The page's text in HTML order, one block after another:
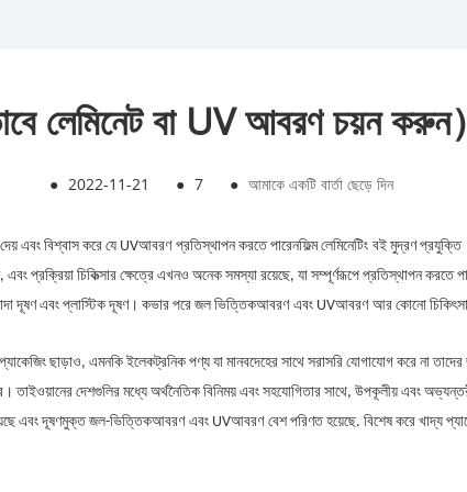
লেমিনেট বা UV আবরণ চয়ন
● 2022-11-21 ● 7 ● আমাকে একটি বার্তা ছেড়ে দিন
এবং বিশ্বাস করে যে UVআবরণ প্রতিস্থাপন করতে পারেনফিল্ম লেমিনেটিং বই মুদ্রণ
প্রক্রিয়া চিকিত্সার ক্ষেত্রে এখনও অনেক সমস্যা রয়েছে, যা সম্পূর্ণরূপে প্রতিস্থাপন করতে
দূষণ এবং প্লাস্টিক দূষণ। কভার পরে জল ভিত্তিকআবরণ এবং UVআবরণ আর কোনো
ছাড়াও, এমনকি ইলেকট্রনিক পণ্য যা মানবদেহের সাথে সরাসরি যোগাযোগ করে না
তাইওয়ানের দেশগুলির মধ্যে অর্থনৈতিক বিনিময় এবং সহযোগিতার সাথে, উপকূলীয় এবং
এবং দূষণমুক্ত জল-ভিত্তিকআবরণ এবং UVআবরণ বেশ পরিণত হয়েছে. বিশেষ করে খাদ্য